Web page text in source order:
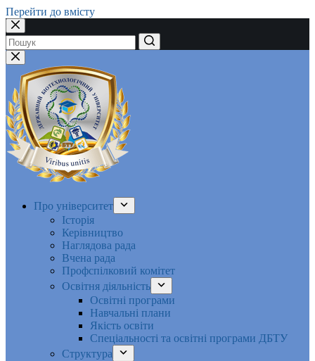
Перейти до вмісту
Немає
результатів
Про університет
Історія
Керівництво
Наглядова рада
Вчена рада
Профспілковий комітет
Освітня діяльність
Освітні програми
Навчальні плани
Якість освіти
Спеціальності та освітні програми ДБТУ
Структура